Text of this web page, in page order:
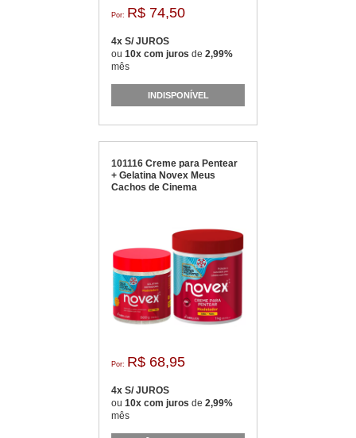
Por: R$ 74,50
4x S/ JUROS
ou 10x com juros de 2,99%
mês
INDISPONÍVEL
101116 Creme para Pentear
+ Gelatina Novex Meus
Cachos de Cinema
Por: R$ 68,95
4x S/ JUROS
ou 10x com juros de 2,99%
mês